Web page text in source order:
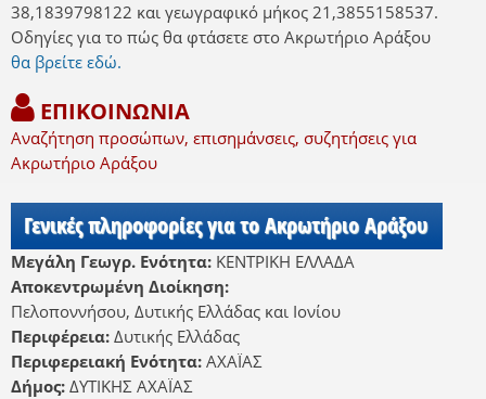
38,1839798122 και γεωγραφικό μήκος 21,3855158537.
Οδηγίες για το πώς θα φτάσετε στο Ακρωτήριο Αράξου
θα βρείτε εδώ.
ΕΠΙΚΟΙΝΩΝΙΑ
Αναζήτηση προσώπων, επισημάνσεις, συζητήσεις για
Ακρωτήριο Αράξου
Γενικές πληροφορίες για το Ακρωτήριο Αράξου
Μεγάλη Γεωγρ. Ενότητα: ΚΕΝΤΡΙΚΗ ΕΛΛΑΔΑ
Αποκεντρωμένη Διοίκηση:
Πελοποννήσου, Δυτικής Ελλάδας και Ιονίου
Περιφέρεια: Δυτικής Ελλάδας
Περιφερειακή Ενότητα: ΑΧΑΪΑΣ
Δήμος: ΔΥΤΙΚΗΣ ΑΧΑΪΑΣ